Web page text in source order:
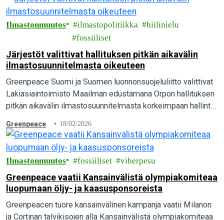
Ilmastonmuutos ilmastopolitiikka
hiilinielu
fossiiliset
Järjestöt valittivat hallituksen pitkän aikavälin
ilmastosuunnitelmasta oikeuteen
Greenpeace Suomi ja Suomen luonnonsuojeluliitto valittivat
Lakiasiaintoimisto Maailman edustamana Orpon hallituksen
pitkän aikavälin ilmastosuunnitelmasta korkeimpaan hallinto-
mutta pääministeri Orpon hallituksen suunnitelmalla siihen ei
päästä…
Greenpeace 18/02/2026
Ilmastonmuutos fossiiliset viherpesu
Greenpeace vaatii Kansainvälistä olympiakomiteaa
luopumaan öljy- ja kaasusponsoreista
Greenpeacen tuore kansainvälinen kampanja vaatii Milanon
ja Cortinan talvikisojen alla Kansainvälistä olympiakomiteaa